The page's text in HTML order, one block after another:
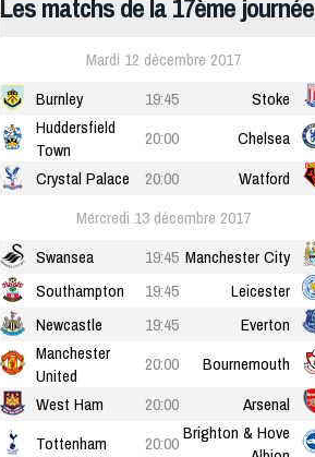
Les matchs de la 17ème journée
Mardi 12 décembre 2017
Burnley
19:45
Stoke
Huddersfield
Town
20:00
Chelsea
Crystal Palace
20:00
Watford
Mercredi 13 décembre 2017
Swansea
19:45 Manchester City
Southampton
19:45
Leicester
Newcastle
19:45
Everton
Manchester
United
20:00
Bournemouth
West Ham
20:00
Arsenal
Tottenham
20:00Brighton & Hove